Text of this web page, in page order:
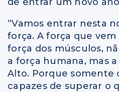
“Vamos entrar nesta
força. A força que vem
força dos músculos,
a força humana, mas
Alto. Porque somente
capazes de superar o